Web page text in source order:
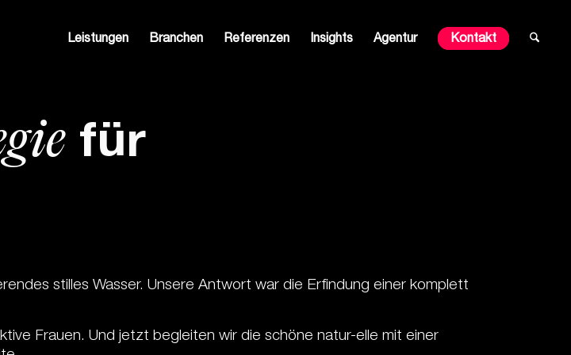
Leistungen Branchen Referenzen Insights Agentur Kontakt
für
stilles Wasser. Unsere Antwort war die Erfindung einer komplett
Frauen. Und jetzt begleiten wir die schöne natur-elle mit einer